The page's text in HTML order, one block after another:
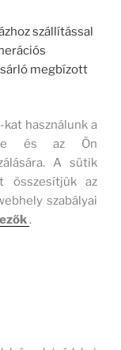
szállítással
megbízott
használunk a
és az Ön
A sütik
összesítjük az
szabályai
.